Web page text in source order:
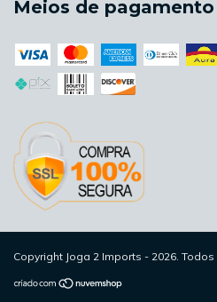
Meios de pagamento
Copyright Joga 2 Imports - 2026.